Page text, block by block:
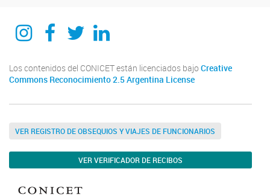
itecaunsam
itecaunsam
itecaunsam
Instituto de Tecnologías Emergentes y Ciencias Aplicadas ITECA
Los contenidos del CONICET están licenciados bajo Creative
Commons Reconocimiento 2.5 Argentina License
VER REGISTRO DE OBSEQUIOS Y VIAJES DE FUNCIONARIOS
VER VERIFICADOR DE RECIBOS